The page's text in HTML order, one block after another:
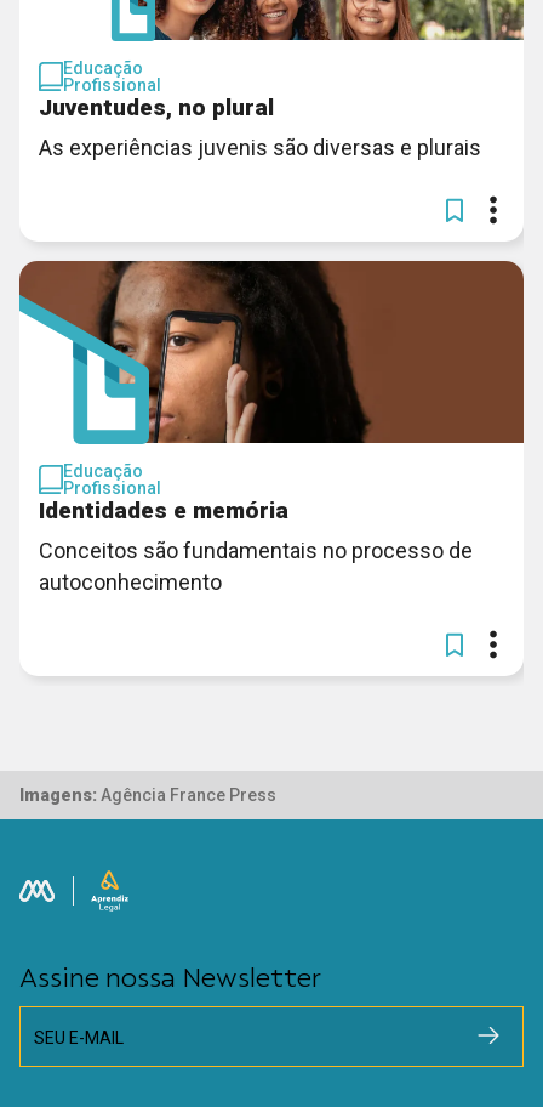
Educação
Profissional
Juventudes, no plural
As experiências juvenis são diversas e plurais
Educação
Profissional
Identidades e memória
Conceitos são fundamentais no processo de
autoconhecimento
Imagens: Agência France Press
Assine nossa Newsletter
SEU E-MAIL